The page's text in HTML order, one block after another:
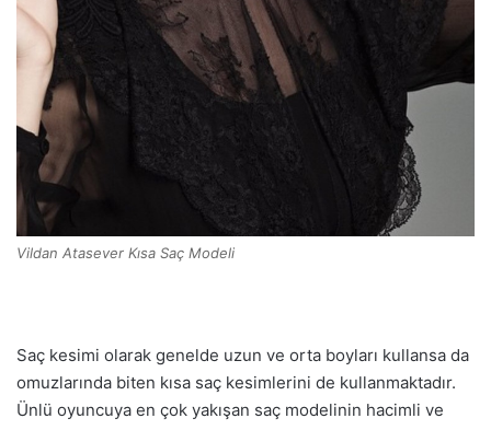
Vildan Atasever Kısa Saç Modeli
Saç kesimi olarak genelde uzun ve orta boyları kullansa da
omuzlarında biten kısa saç kesimlerini de kullanmaktadır.
Ünlü oyuncuya en çok yakışan saç modelinin hacimli ve